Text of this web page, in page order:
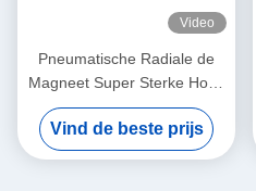
Video
Pneumatische Radiale de
Magneet Super Sterke Hoge
Prestaties van het
Cilinderneodymium
Vind de beste prijs